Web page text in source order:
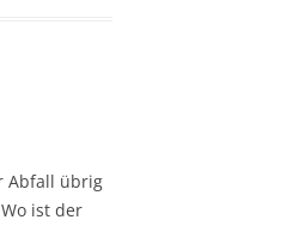
Abfall übrig
ist der